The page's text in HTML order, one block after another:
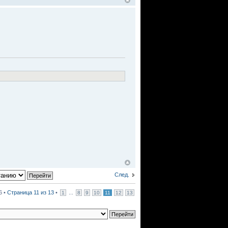
След.
• Страница 11 из 13 • 1 8 9 10 11 12 13